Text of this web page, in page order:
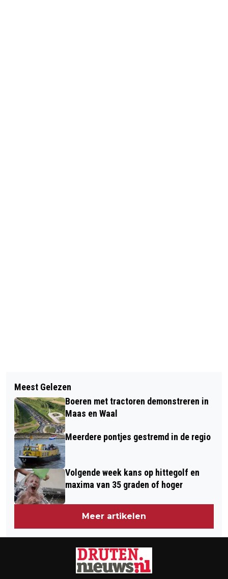
OPENINGSTIJDEN SUPERMARKTEN
MET OUD EN NIEUW 2025/2026
MEERDERE INBRAKEN IN KORTE TIJD:
POLITIE ROEPT BUURT OP TOT EXTRA
WAAKZAAMHEID
Meest Gelezen
Boeren met tractoren demonstreren in
Maas en Waal
Meerdere pontjes gestremd in de regio
Volgende week kans op hittegolf en
maxima van 35 graden of hoger
Meer artikelen